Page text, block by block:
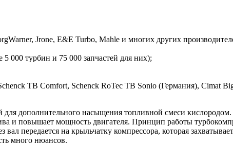
Jrone, E&E Turbo, Mahle и многих других
000 турбин и 75 000 запчастей для них);
TB Comfort, Schenck RoTec TB Sonio (Германия), Cimat
дополнительного насыщения топливной смеси кислородом.
и повышает мощность двигателя. Принцип работы
передается на крыльчатку компрессора, которая
много нюансов.